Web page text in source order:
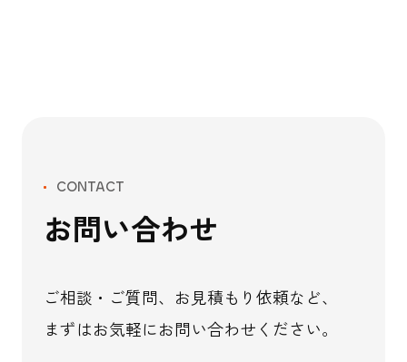
CONTACT
お問い合わせ
ご相談・ご質問、お見積もり依頼など、
まずはお気軽にお問い合わせください。